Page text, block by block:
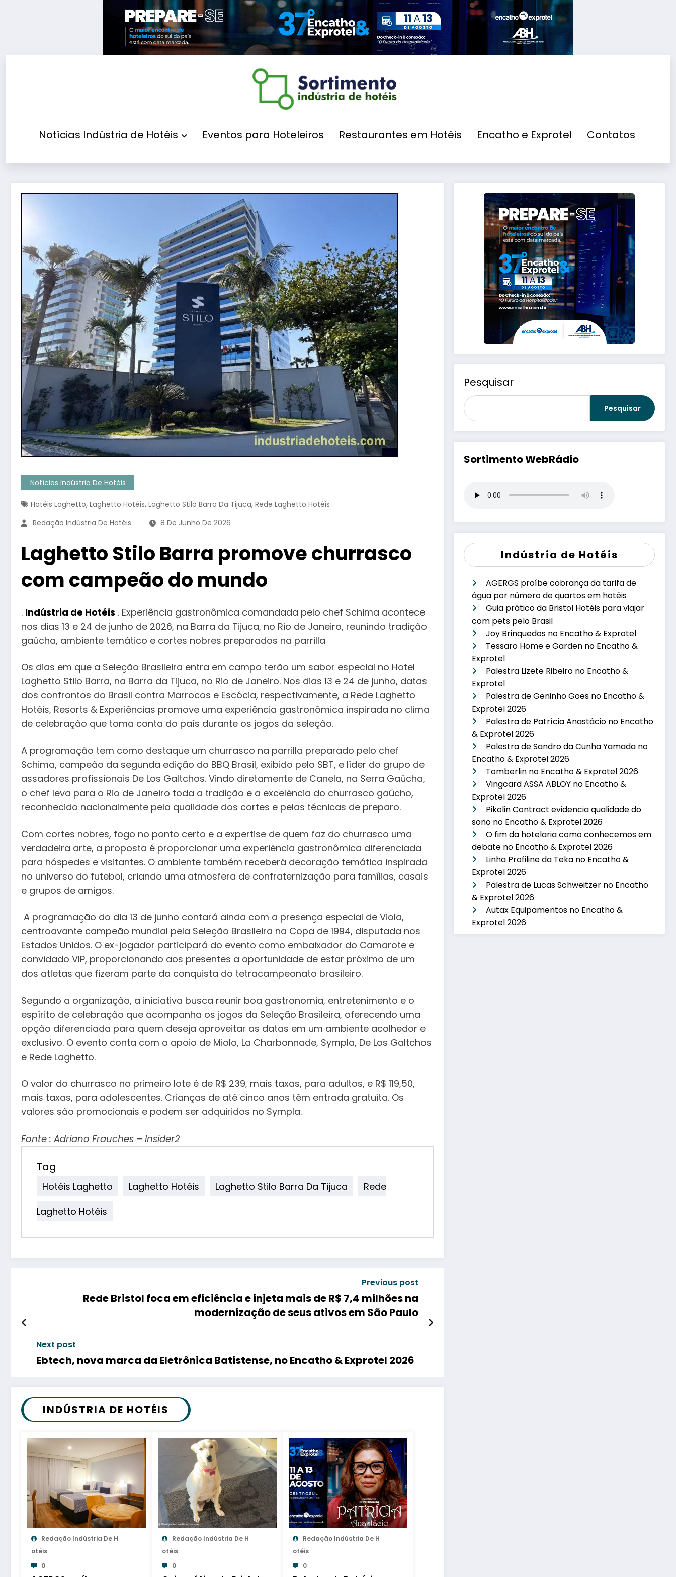
Notícias Indústria de Hotéis Eventos para Hoteleiros Restaurantes em Hotéis Encatho e Exprotel Contatos
Notícias Indústria De Hotéis
Hotéis Laghetto, Laghetto Hotéis, Laghetto Stilo Barra Da Tijuca, Rede Laghetto Hotéis
Redação Indústria De Hotéis
8 De Junho De 2026
Laghetto Stilo Barra promove churrasco
com campeão do mundo
. Indústria de Hotéis . Experiência gastronômica comandada pelo chef Schima acontece
nos dias 13 e 24 de junho de 2026, na Barra da Tijuca, no Rio de Janeiro, reunindo tradição
gaúcha, ambiente temático e cortes nobres preparados na parrilla
Os dias em que a Seleção Brasileira entra em campo terão um sabor especial no Hotel
Laghetto Stilo Barra, na Barra da Tijuca, no Rio de Janeiro. Nos dias 13 e 24 de junho, datas
dos confrontos do Brasil contra Marrocos e Escócia, respectivamente, a Rede Laghetto
Hotéis, Resorts & Experiências promove uma experiência gastronômica inspirada no clima
de celebração que toma conta do país durante os jogos da seleção.
A programação tem como destaque um churrasco na parrilla preparado pelo chef
Schima, campeão da segunda edição do BBQ Brasil, exibido pelo SBT, e líder do grupo de
assadores profissionais De Los Galtchos. Vindo diretamente de Canela, na Serra Gaúcha,
o chef leva para o Rio de Janeiro toda a tradição e a excelência do churrasco gaúcho,
reconhecido nacionalmente pela qualidade dos cortes e pelas técnicas de preparo.
Com cortes nobres, fogo no ponto certo e a expertise de quem faz do churrasco uma
verdadeira arte, a proposta é proporcionar uma experiência gastronômica diferenciada
para hóspedes e visitantes. O ambiente também receberá decoração temática inspirada
no universo do futebol, criando uma atmosfera de confraternização para famílias, casais
e grupos de amigos.
A programação do dia 13 de junho contará ainda com a presença especial de Viola,
centroavante campeão mundial pela Seleção Brasileira na Copa de 1994, disputada nos
Estados Unidos. O ex-jogador participará do evento como embaixador do Camarote e
convidado VIP, proporcionando aos presentes a oportunidade de estar próximo de um
dos atletas que fizeram parte da conquista do tetracampeonato brasileiro.
Segundo a organização, a iniciativa busca reunir boa gastronomia, entretenimento e o
espírito de celebração que acompanha os jogos da Seleção Brasileira, oferecendo uma
opção diferenciada para quem deseja aproveitar as datas em um ambiente acolhedor e
exclusivo. O evento conta com o apoio de Miolo, La Charbonnade, Sympla, De Los Galtchos
e Rede Laghetto.
O valor do churrasco no primeiro lote é de R$ 239, mais taxas, para adultos, e R$ 119,50,
mais taxas, para adolescentes. Crianças de até cinco anos têm entrada gratuita. Os
valores são promocionais e podem ser adquiridos no Sympla.
Fonte : Adriano Frauches – Insider2
Tag
Hotéis Laghetto Laghetto Hotéis Laghetto Stilo Barra Da Tijuca
Rede
Laghetto Hotéis
Previous post
Rede Bristol foca em eficiência e injeta mais de R$ 7,4 milhões na
modernização de seus ativos em São Paulo
Next post
Ebtech, nova marca da Eletrônica Batistense, no Encatho & Exprotel 2026
INDÚSTRIA DE HOTÉIS
Redação Indústria De H
Otéis
0
Redação Indústria De H
Otéis
0
Redação Indústria De H
Otéis
0
Pesquisar
Pesquisar
Sortimento WebRádio
Indústria de Hotéis
AGERGS proíbe cobrança da tarifa de
água por número de quartos em hotéis
Guia prático da Bristol Hotéis para viajar
com pets pelo Brasil
Joy Brinquedos no Encatho & Exprotel
Tessaro Home e Garden no Encatho &
Exprotel
Palestra Lizete Ribeiro no Encatho &
Exprotel
Palestra de Geninho Goes no Encatho &
Exprotel 2026
Palestra de Patrícia Anastácio no Encatho
& Exprotel 2026
Palestra de Sandro da Cunha Yamada no
Encatho & Exprotel 2026
Tomberlin no Encatho & Exprotel 2026
Vingcard ASSA ABLOY no Encatho &
Exprotel 2026
Pikolin Contract evidencia qualidade do
sono no Encatho & Exprotel 2026
O fim da hotelaria como conhecemos em
debate no Encatho & Exprotel 2026
Linha Profiline da Teka no Encatho &
Exprotel 2026
Palestra de Lucas Schweitzer no Encatho
& Exprotel 2026
Autax Equipamentos no Encatho &
Exprotel 2026